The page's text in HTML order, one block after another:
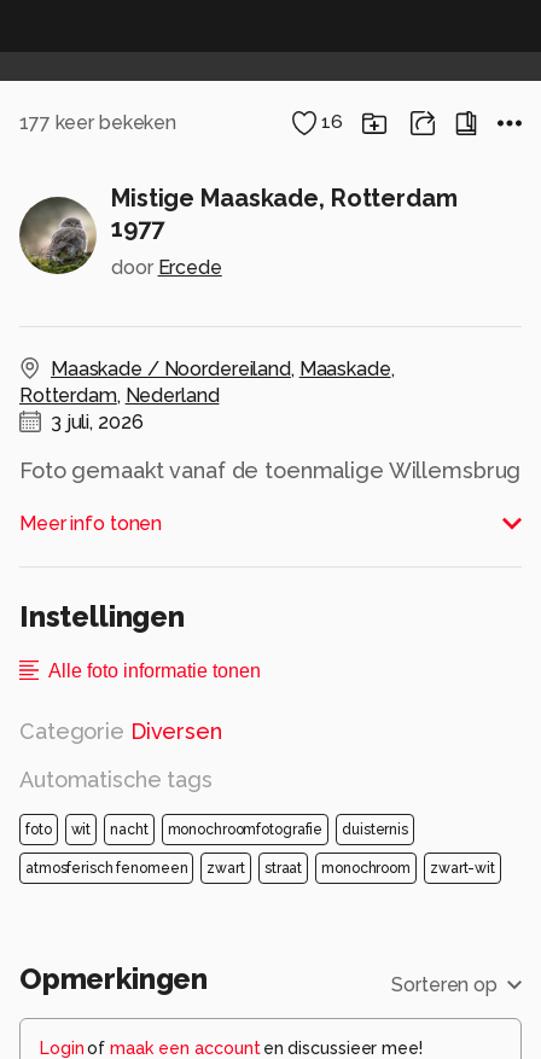
177 keer bekeken 16
Mistige Maaskade, Rotterdam
1977
door Ercede
Maaskade / Noordereiland, Maaskade,
Rotterdam, Nederland
3 juli, 2026
Foto gemaakt vanaf de toenmalige Willemsbrug
Olympus OM-1 en Zuiko 28mm op Tri-X film
Meer info tonen
Instellingen
Alle foto informatie tonen
Categorie Diversen
Automatische tags
foto wit nacht monochroomfotografie duisternis
atmosferisch fenomeen zwart straat monochroom zwart-wit
Opmerkingen Sorteren op
Loginof maak een account en discussieer mee!